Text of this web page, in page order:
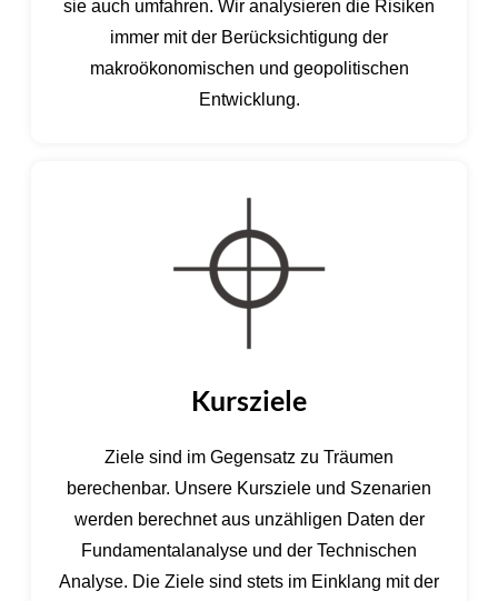
sie auch umfahren. Wir analysieren die Risiken
immer mit der Berücksichtigung der
makroökonomischen und geopolitischen
Entwicklung.
Kursziele
Ziele sind im Gegensatz zu Träumen
berechenbar. Unsere Kursziele und Szenarien
werden berechnet aus unzähligen Daten der
Fundamentalanalyse und der Technischen
Analyse. Die Ziele sind stets im Einklang mit der